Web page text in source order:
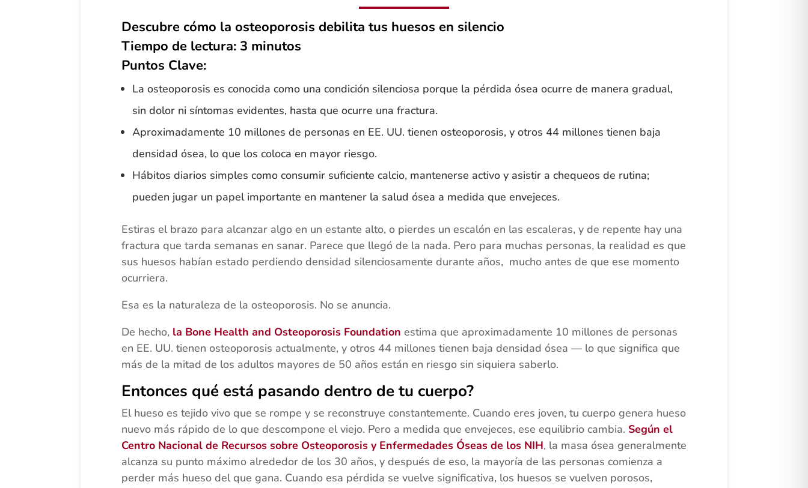
Descubre cómo la osteoporosis debilita tus huesos en silencio
Tiempo de lectura:3 minutos
Puntos Clave:
La osteoporosis es conocida como una condición silenciosa porque la pérdida ósea ocurre de manera gradual,
sin dolor ni síntomas evidentes, hasta que ocurre una fractura.
Aproximadamente 10 millones de personas en EE. UU. tienen osteoporosis, y otros 44 millones tienen baja
densidad ósea, lo que los coloca en mayor riesgo.
Hábitos diarios simples como consumir suficiente calcio, mantenerse activo y asistir a chequeos de rutina;
pueden jugar un papel importante en mantener la salud ósea a medida que envejeces.
Estiras el brazo para alcanzar algo en un estante alto, o pierdes un escalón en las escaleras, y de repente hay una
fractura que tarda semanas en sanar. Parece que llegó de la nada. Pero para muchas personas, la realidad es que
sus huesos habían estado perdiendo densidad silenciosamente durante años, mucho antes de que ese momento
ocurriera.
Esa es la naturaleza de la osteoporosis. No se anuncia.
De hecho, la Bone Health and Osteoporosis Foundation estima que aproximadamente 10 millones de personas
en EE. UU. tienen osteoporosis actualmente, y otros 44 millones tienen baja densidad ósea — lo que significa que
más de la mitad de los adultos mayores de 50 años están en riesgo sin siquiera saberlo.
Entonces qué está pasando dentro de tu cuerpo?
El hueso es tejido vivo que se rompe y se reconstruye constantemente. Cuando eres joven, tu cuerpo genera hueso
nuevo más rápido de lo que descompone el viejo. Pero a medida que envejeces, ese equilibrio cambia. Según el
Centro Nacional de Recursos sobre Osteoporosis y Enfermedades Óseas de los NIH, la masa ósea generalmente
alcanza su punto máximo alrededor de los 30 años, y después de eso, la mayoría de las personas comienza a
perder más hueso del que gana. Cuando esa pérdida se vuelve significativa, los huesos se vuelven porosos,